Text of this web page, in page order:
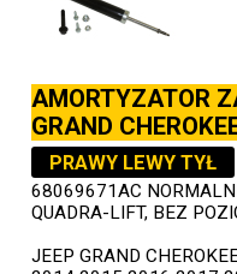
AMORTYZATOR
GRAND
PRAWY LEWY TYŁ
68069671AC
QUADRA-LIFT, BEZ
JEEP GRAND